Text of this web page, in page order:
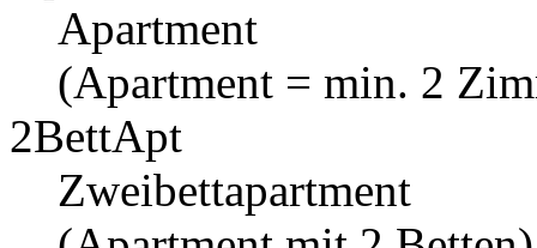
Apartment
(Apartment = min. 2
2BettApt
Zweibettapartment